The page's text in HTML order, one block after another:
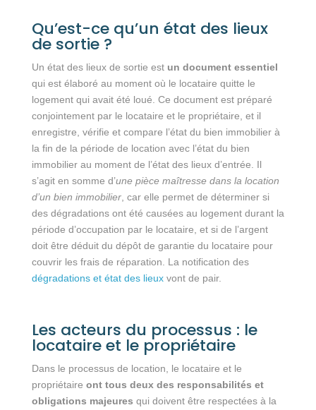
Qu’est-ce qu’un état des lieux
de sortie ?
Un état des lieux de sortie est un document essentiel
qui est élaboré au moment où le locataire quitte le
logement qui avait été loué. Ce document est préparé
conjointement par le locataire et le propriétaire, et il
enregistre, vérifie et compare l’état du bien immobilier à
la fin de la période de location avec l’état du bien
immobilier au moment de l’état des lieux d’entrée. Il
s’agit en somme d’une pièce maîtresse dans la location
d’un bien immobilier, car elle permet de déterminer si
des dégradations ont été causées au logement durant la
période d’occupation par le locataire, et si de l’argent
doit être déduit du dépôt de garantie du locataire pour
couvrir les frais de réparation. La notification des
dégradations et état des lieuxvont de pair.
Les acteurs du processus : le
locataire et le propriétaire
Dans le processus de location, le locataire et le
propriétaire ont tous deux des responsabilités et
obligations majeures qui doivent être respectées à la